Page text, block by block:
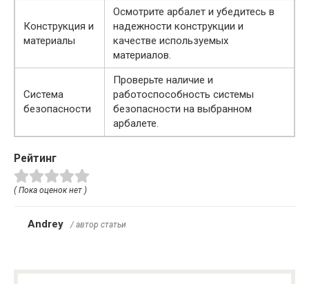
Конструкция и
материалы
Осмотрите арбалет и убедитесь в
надежности конструкции и
качестве используемых
материалов.
Система
безопасности
Проверьте наличие и
работоспособность системы
безопасности на выбранном
арбалете.
Рейтинг
( Пока оценок нет )
Andrey / автор статьи